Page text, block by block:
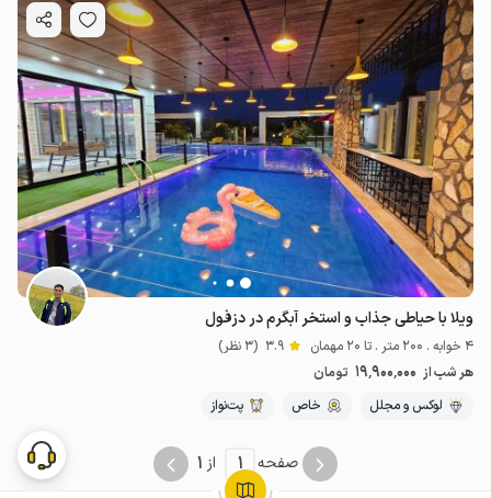
ویلا با حیاطی جذاب و استخر آبگرم در دزفول
4 خوابه . 200 متر . تا 20 مهمان 3.9 (3 نظر)
هر شب از 19٬900٬000 تومان
لوکس و مجلل
خاص پت‌نواز
صفحه 1 از 1